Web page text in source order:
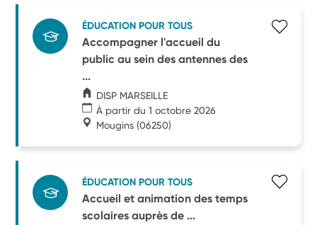
ÉDUCATION POUR TOUS
Accompagner l'accueil du
public au sein des antennes des
...
DISP MARSEILLE
À partir du 1 octobre 2026
Mougins (06250)
ÉDUCATION POUR TOUS
Accueil et animation des temps
scolaires auprès de ...